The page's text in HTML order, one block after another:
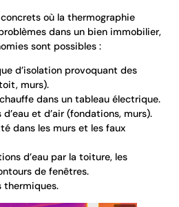
où la thermographie
dans un bien immobilier,
sont possibles :
d’isolation provoquant des
murs).
dans un tableau électrique.
et d’air (fondations, murs).
dans les murs et les faux
d’eau par la toiture, les
de fenêtres.
thermiques.